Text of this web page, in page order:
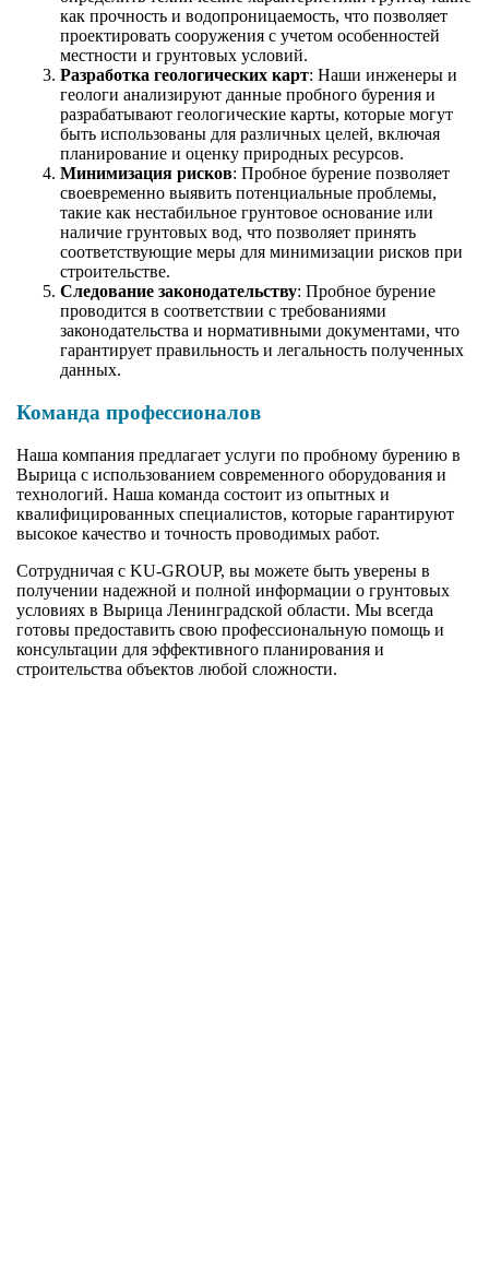
как прочность и водопроницаемость, что позволяет
проектировать сооружения с учетом особенностей
местности и грунтовых условий.
Разработка геологических карт: Наши инженеры и
геологи анализируют данные пробного бурения и
разрабатывают геологические карты, которые могут
быть использованы для различных целей, включая
планирование и оценку природных ресурсов.
Минимизация рисков: Пробное бурение позволяет
своевременно выявить потенциальные проблемы,
такие как нестабильное грунтовое основание или
наличие грунтовых вод, что позволяет принять
соответствующие меры для минимизации рисков при
строительстве.
Следование законодательству: Пробное бурение
проводится в соответствии с требованиями
законодательства и нормативными документами, что
гарантирует правильность и легальность полученных
данных.
Команда профессионалов
Наша компания предлагает услуги по пробному бурению в
Вырица с использованием современного оборудования и
технологий. Наша команда состоит из опытных и
квалифицированных специалистов, которые гарантируют
высокое качество и точность проводимых работ.
Сотрудничая с KU-GROUP, вы можете быть уверены в
получении надежной и полной информации о грунтовых
условиях в Вырица Ленинградской области. Мы всегда
готовы предоставить свою профессиональную помощь и
консультации для эффективного планирования и
строительства объектов любой сложности.